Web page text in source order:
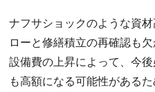
ナフサショックのような資
ローと修繕積立の再確認も
設備費の上昇によって、今
も高額になる可能性があるた